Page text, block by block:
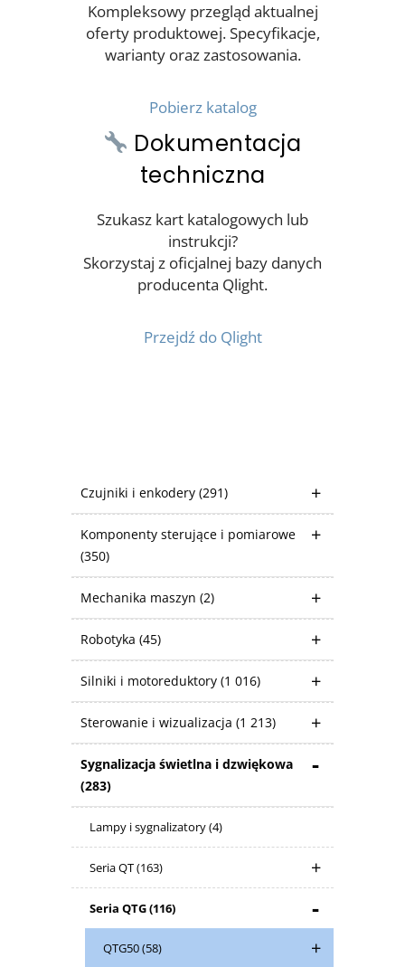
Czujniki i enkodery (291)
Komponenty sterujące i pomiarowe
(350)
Mechanika maszyn (2)
Robotyka (45)
Silniki i motoreduktory (1 016)
Sterowanie i wizualizacja (1 213)
Sygnalizacja świetlna i dzwiękowa
(283)
Lampy i sygnalizatory(4)
Seria QT(163)
Seria QTG(116)
QTG50(58)
Kompleksowy przegląd aktualnej
oferty produktowej. Specyfikacje,
warianty oraz zastosowania.
Pobierz katalog
Dokumentacja
techniczna
Szukasz kart katalogowych lub
instrukcji?
Skorzystaj z oficjalnej bazy danych
producenta Qlight.
Przejdź do Qlight